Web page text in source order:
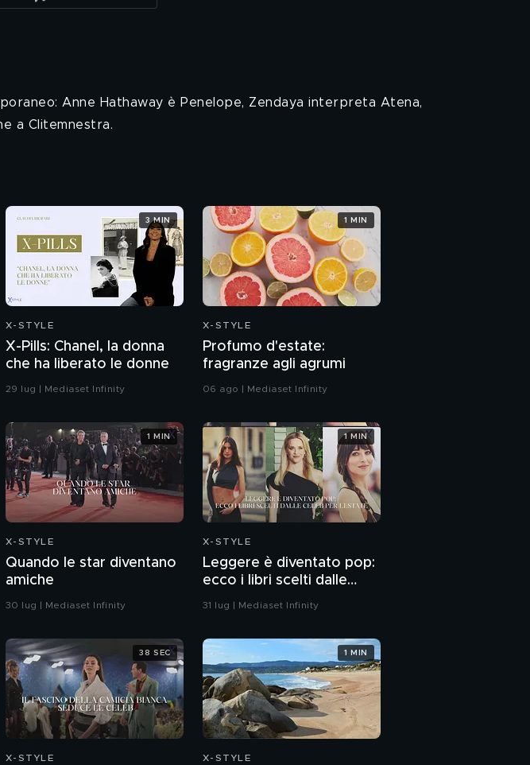
Anne Hathaway è Penelope, Zendaya interpreta Atena,
a Clitemnestra.
X-STYLE
X-Pills: Chanel, la donna
che ha liberato le donne
29 lug | Mediaset Infinity
3 MIN
X-STYLE
Profumo d'estate:
fragranze agli agrumi
06 ago | Mediaset Infinity
1 MIN
X-STYLE
Quando le star diventano
amiche
30 lug | Mediaset Infinity
1 MIN
X-STYLE
Leggere è diventato pop:
ecco i libri scelti dalle
celeb per l'estate
31 lug | Mediaset Infinity
1 MIN
X-STYLE
38 SEC
X-STYLE
1 MIN